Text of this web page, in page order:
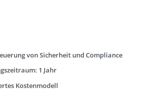
von Sicherheit und Compliance
1 Jahr
Kostenmodell